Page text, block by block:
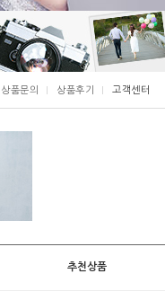
상품문의 상품후기 고객센터
추천상품